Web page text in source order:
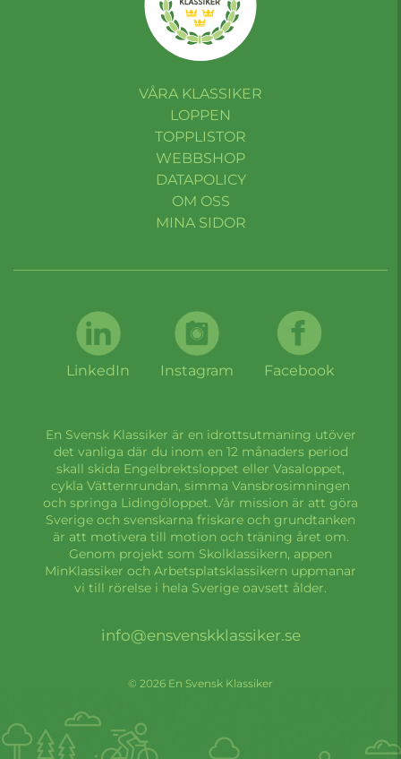
VÅRA KLASSIKER
LOPPEN
TOPPLISTOR
WEBBSHOP
DATAPOLICY
OM OSS
MINA SIDOR
LinkedIn Instagram Facebook
En Svensk Klassiker är en idrottsutmaning utöver
det vanliga där du inom en 12 månaders period
skall skida Engelbrektsloppet eller Vasaloppet,
cykla Vätternrundan, simma Vansbrosimningen
och springa Lidingöloppet. Vår mission är att göra
Sverige och svenskarna friskare och grundtanken
är att motivera till motion och träning året om.
Genom projekt som Skolklassikern, appen
MinKlassiker och Arbetsplatsklassikern uppmanar
vi till rörelse i hela Sverige oavsett ålder.
info@ensvenskklassiker.se
© 2026 En Svensk Klassiker